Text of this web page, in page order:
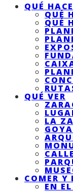
QUÉ
QUÉ
QUÉ
QUÉ VER
LA
COMER Y
EN